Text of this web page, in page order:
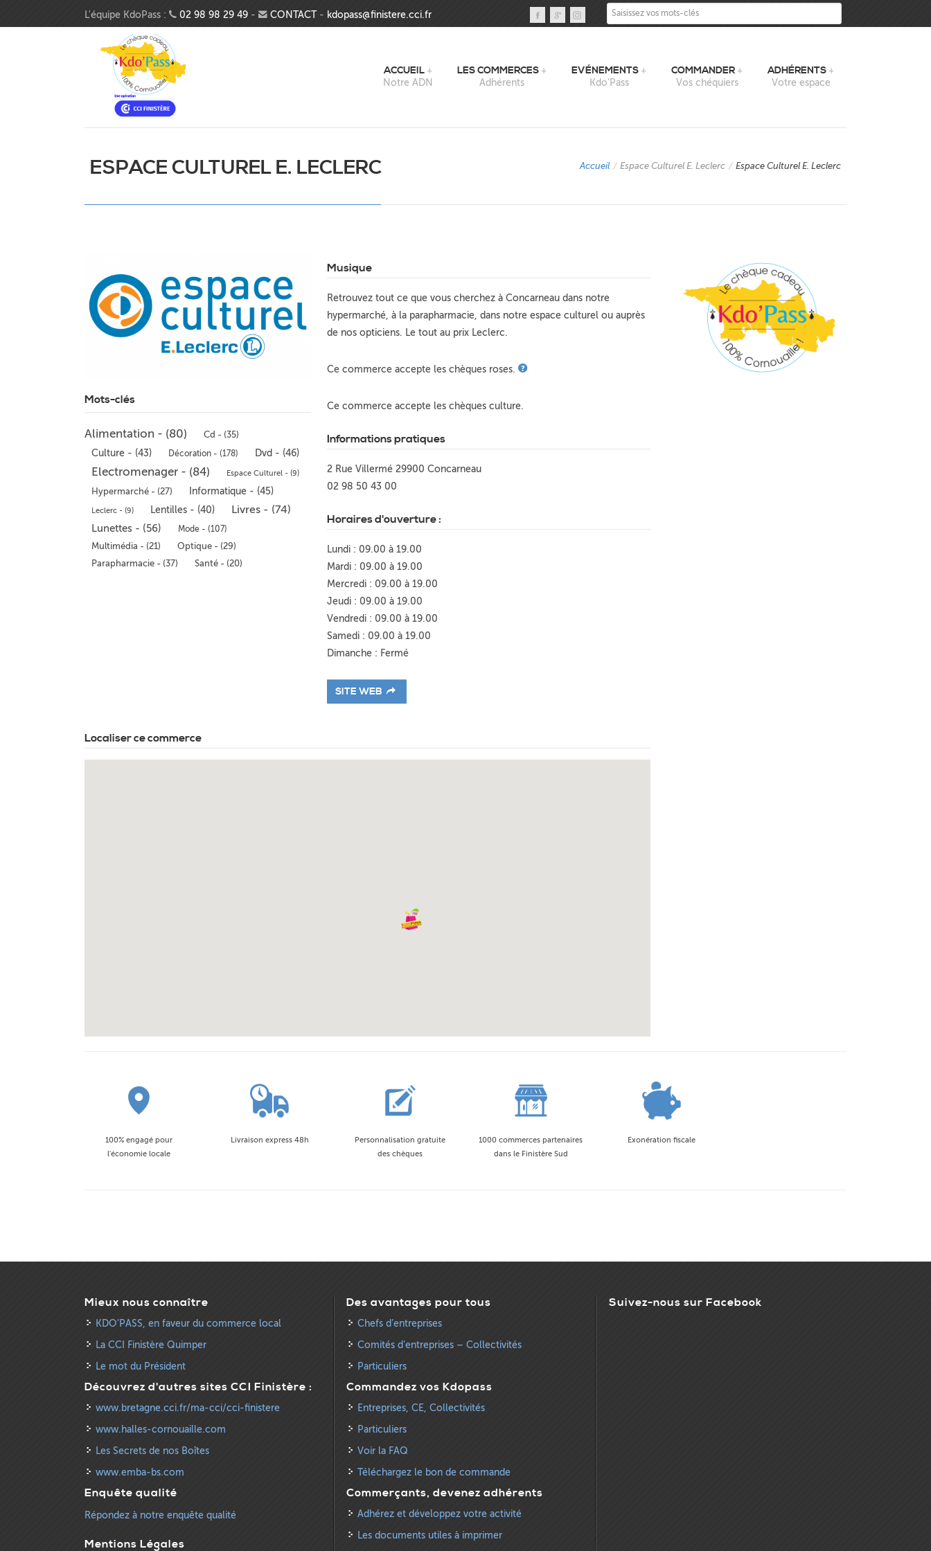
Aller au contenu principal
L'équipe KdoPass : 02 98 98 29 49 - CONTACT - kdopass@finistere.cci.fr Saisissez vos mots-clés
ACCUEIL
Notre ADN
LES COMMERCES
Adhérents
EVÉNEMENTS
Kdo'Pass
COMMANDER
Vos chéquiers
ADHÉRENTS
Votre espace
ESPACE CULTUREL E. LECLERC Accueil / Espace Culturel E. Leclerc / Espace Culturel E. Leclerc
Mots-clés
Alimentation - (80)
Cd - (35)
Culture - (43)
Décoration - (178) Dvd - (46)
Electromenager - (84) Espace Culturel - (9)
Hypermarché - (27) Informatique - (45)
Leclerc - (9) Lentilles - (40) Livres - (74)
Lunettes - (56)
Mode - (107)
Multimédia - (21)
Optique - (29)
Parapharmacie - (37) Santé - (20)
Musique
Retrouvez tout ce que vous cherchez à Concarneau dans notre
hypermarché, à la parapharmacie, dans notre espace culturel ou auprès
de nos opticiens. Le tout au prix Leclerc.
Ce commerce accepte les chèques roses.
Ce commerce accepte les chèques culture.
Informations pratiques
2 Rue Villermé 29900 Concarneau
02 98 50 43 00
Horaires d'ouverture :
Lundi : 09.00 à 19.00
Mardi : 09.00 à 19.00
Mercredi : 09.00 à 19.00
Jeudi : 09.00 à 19.00
Vendredi : 09.00 à 19.00
Samedi : 09.00 à 19.00
Dimanche : Fermé
SITE WEB
Localiser ce commerce
100% engagé pour
l'économie locale
Livraison express 48h
Personnalisation gratuite
des chèques
1000 commerces partenaires
dans le Finistère Sud
Exonération fiscale
Mieux nous connaître
KDO’PASS, en faveur du commerce local
La CCI Finistère Quimper
Le mot du Président
Découvrez d'autres sites CCI Finistère :
www.bretagne.cci.fr/ma-cci/cci-finistere
www.halles-cornouaille.com
Les Secrets de nos Boîtes
www.emba-bs.com
Enquête qualité
Répondez à notre enquête qualité
Mentions Légales
Des avantages pour tous
Chefs d’entreprises
Comités d’entreprises – Collectivités
Particuliers
Commandez vos Kdopass
Entreprises, CE, Collectivités
Particuliers
Voir la FAQ
Téléchargez le bon de commande
Commerçants, devenez adhérents
Adhérez et développez votre activité
Les documents utiles à imprimer
Suivez-nous sur Facebook